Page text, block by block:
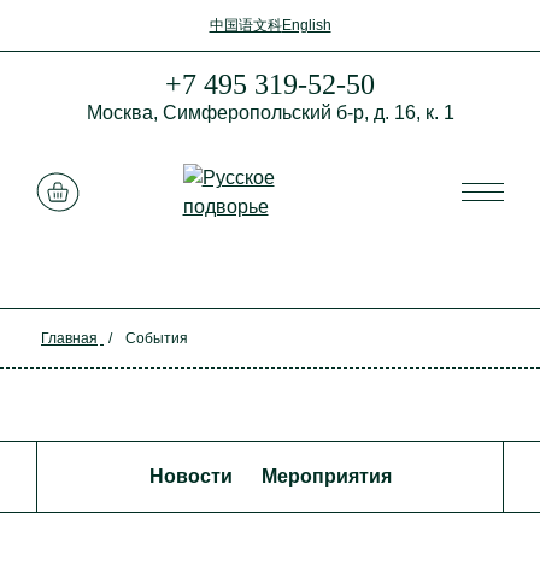
中国语文科English
+7 495 319-52-50
Москва, Симферопольский б-р, д. 16, к. 1
Смотреть корзину
Главная / События
Записи в блоге
Новости Мероприятия